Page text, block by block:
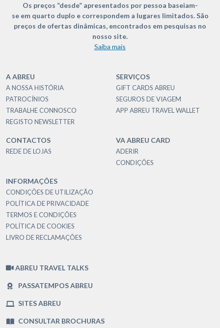
Os preços “desde” apresentados por pessoa baseiam-
se em quarto duplo e correspondem a lugares limitados. São
preços de ofertas dinâmicas, encontrados em pesquisas no
nosso site.
Saiba mais
A ABREU
A NOSSA HISTÓRIA
PATROCÍNIOS
TRABALHE CONNOSCO
REGISTO NEWSLETTER
SERVIÇOS
GIFT CARDS ABREU
SEGUROS DE VIAGEM
APP ABREU TRAVEL WALLET
CONTACTOS
REDE DE LOJAS
VA ABREU CARD
ADERIR
CONDIÇÕES
INFORMAÇÕES
CONDIÇÕES DE UTILIZAÇÃO
POLÍTICA DE PRIVACIDADE
TERMOS E CONDIÇÕES
POLÍTICA DE COOKIES
LIVRO DE RECLAMAÇÕES
ABREU TRAVEL TALKS
PASSATEMPOS ABREU
SITES ABREU
CONSULTAR BROCHURAS